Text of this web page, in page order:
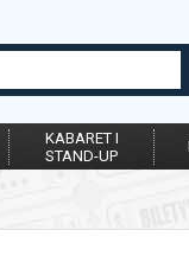
KABARET I
STAND-UP